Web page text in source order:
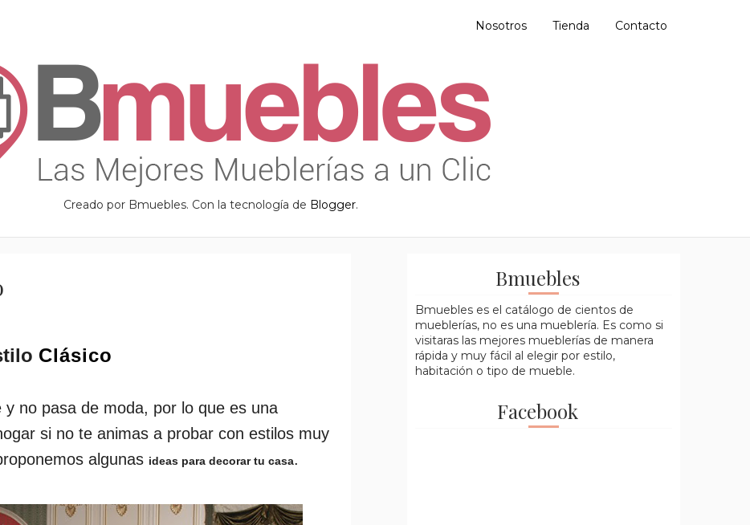
Nosotros Tienda Contacto
Creado por Bmuebles. Con la tecnología de Blogger.
Clásico
y no pasa de moda, por lo que es una
si no te animas a probar con estilos muy
algunas ideas para decorar tu casa.
Bmuebles
Bmuebles es el catálogo de cientos de
mueblerías, no es una mueblería. Es como si
visitaras las mejores mueblerías de manera
rápida y muy fácil al elegir por estilo,
habitación o tipo de mueble.
Facebook